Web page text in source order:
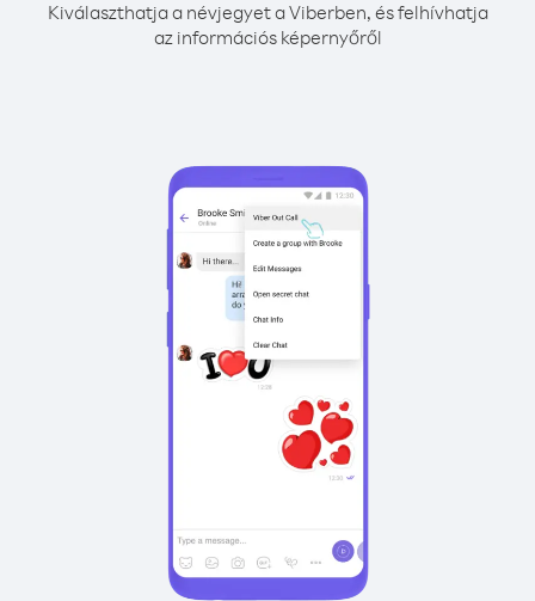
Kiválaszthatja a névjegyet a Viberben, és felhívhatja
az információs képernyőről